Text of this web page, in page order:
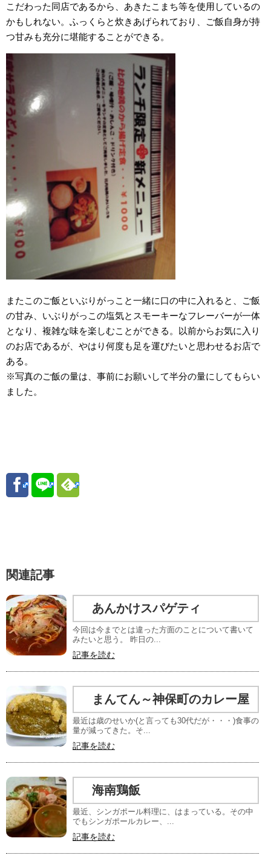
こだわった同店であるから、あきたこまち等を使用しているの
かもしれない。ふっくらと炊きあげられており、ご飯自身が持
つ甘みも充分に堪能することができる。
またこのご飯といぶりがっこと一緒に口の中に入れると、ご飯
の甘み、いぶりがっこの塩気とスモーキーなフレーバーが一体
となり、複雑な味を楽しむことができる。以前からお気に入り
のお店であるが、やはり何度も足を運びたいと思わせるお店で
ある。
※写真のご飯の量は、事前にお願いして半分の量にしてもらい
ました。
関連記事
あんかけスパゲティ
今回は今までとは違った方面のことについて書いて
みたいと思う。 昨日の...
記事を読む
まんてん～神保町のカレー屋
最近は歳のせいか(と言っても30代だが・・・)食事の
量が減ってきた。そ...
記事を読む
海南鶏飯
最近、シンガポール料理に、はまっている。その中
でもシンガポールカレー、...
記事を読む